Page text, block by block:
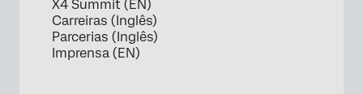
X4 Summit (EN)
Carreiras (Inglês)
Parcerias (Inglês)
Imprensa (EN)